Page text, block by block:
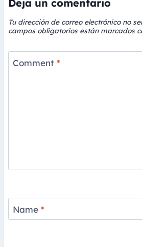
Deja un comentario
Tu dirección de correo electrónico no
campos obligatorios están marcados
Comment *
Name *